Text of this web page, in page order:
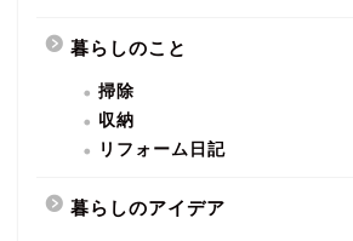
暮らしのこと
掃除
収納
リフォーム日記
暮らしのアイデア